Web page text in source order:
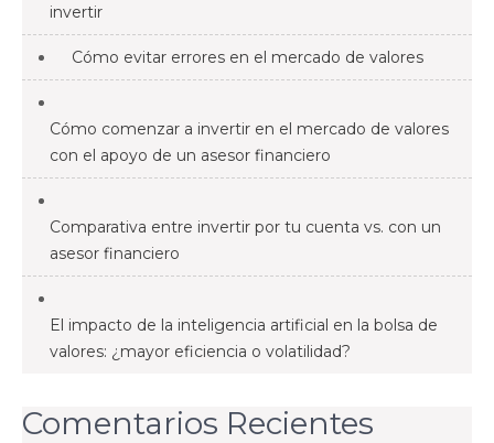
invertir
Cómo evitar errores en el mercado de valores
Cómo comenzar a invertir en el mercado de valores
con el apoyo de un asesor financiero
Comparativa entre invertir por tu cuenta vs. con un
asesor financiero
El impacto de la inteligencia artificial en la bolsa de
valores: ¿mayor eficiencia o volatilidad?
Comentarios Recientes